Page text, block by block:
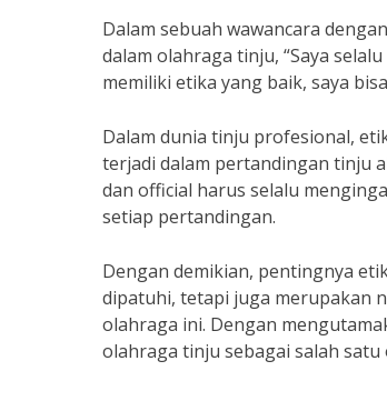
Dalam sebuah wawancara
dalam olahraga tinju, “Saya
memiliki etika yang baik, saya
Dalam dunia tinju profesional,
terjadi dalam pertandingan tinju
dan official harus selalu
setiap pertandingan.
Dengan demikian, pentingnya
dipatuhi, tetapi juga merupakan
olahraga ini. Dengan
olahraga tinju sebagai salah